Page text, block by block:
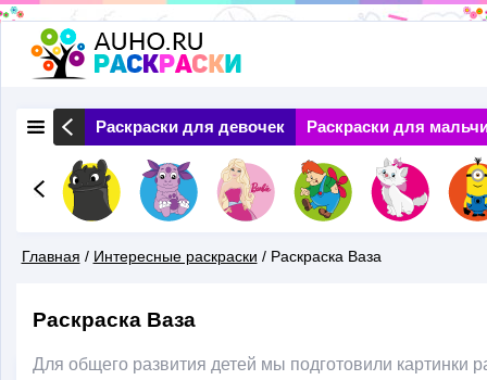
Перейти
к
основному
содержанию
Природа Раскраски для девочек Раскраски для
Здесь
Главная / Интересные раскраски / Раскраска Ваза
Раскраска Ваза
Для общего развития детей мы подготовили картинки